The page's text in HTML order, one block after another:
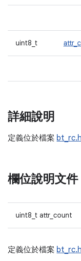
uint8_t
詳細說明
定義位於檔案 bt_rc.h
欄位說明文件
uint8_t attr_count
定義位於檔案 bt_rc.h